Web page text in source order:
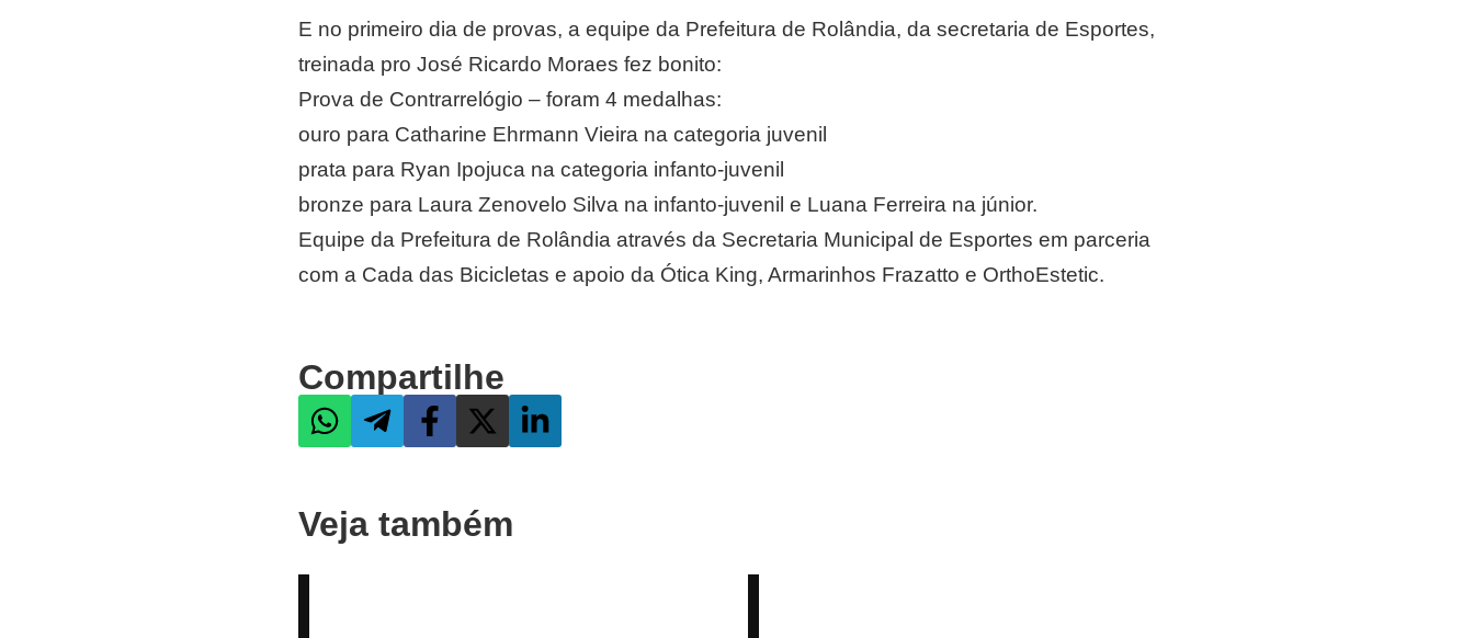
E no primeiro dia de provas, a equipe da Prefeitura de Rolândia, da secretaria de Esportes,
treinada pro José Ricardo Moraes fez bonito:
Prova de Contrarrelógio – foram 4 medalhas:
ouro para Catharine Ehrmann Vieira na categoria juvenil
prata para Ryan Ipojuca na categoria infanto-juvenil
bronze para Laura Zenovelo Silva na infanto-juvenil e Luana Ferreira na júnior.
Equipe da Prefeitura de Rolândia através da Secretaria Municipal de Esportes em parceria
com a Cada das Bicicletas e apoio da Ótica King, Armarinhos Frazatto e OrthoEstetic.
Compartilhe
Veja também